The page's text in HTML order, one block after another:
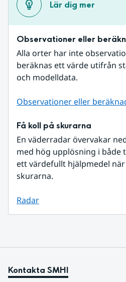
Lär dig mer
Observationer eller
Alla orter har inte
beräknas ett värde utifrån
och modelldata.
Observationer eller
Få koll på skurarna
En väderradar övervakar
med hög upplösning i både
ett värdefullt hjälpmedel
skurarna.
Radar
Kontakta SMHI